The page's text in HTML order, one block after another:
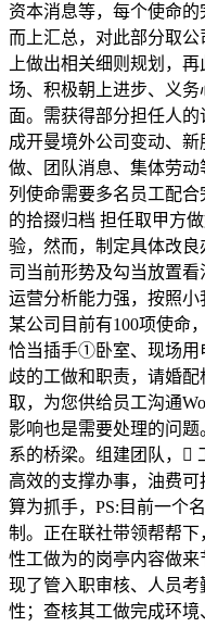
资本消息等，每个使命
而上汇总，对此部分取
上做出相关细则规划，
场、积极朝上进步、义
面。需获得部分担任人
成开曼境外公司变动、
做、团队消息、集体劳
列使命需要多名员工配
的拾掇归档 担任取甲方
验，然而，制定具体改
司当前形势及勾当放置
运营分析能力强，按照小
某公司目前有100项使命
恰当插手①卧室、现场用
歧的工做和职责，请婚
取，为您供给员工沟通
影响也是需要处理的问
系的桥梁。组建团队，
高效的支撑办事，油费
算为抓手，PS:目前一个
制。正在联社带领帮帮
性工做为的岗亭内容做
现了管入职审核、人员
性；查核其工做完成环